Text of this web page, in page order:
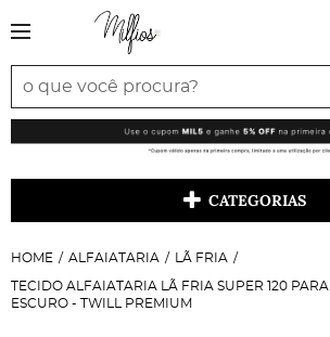
CATEGORIAS
HOME ALFAIATARIA LÃ FRIA
TECIDO ALFAIATARIA LÃ FRIA SUPER 120
ESCURO - TWILL PREMIUM